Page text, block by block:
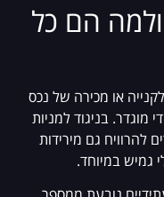
הם כל
או מכירה של נכס
בניגוד למניות
להרוויח גם מירידות
גמיש במיוחד.